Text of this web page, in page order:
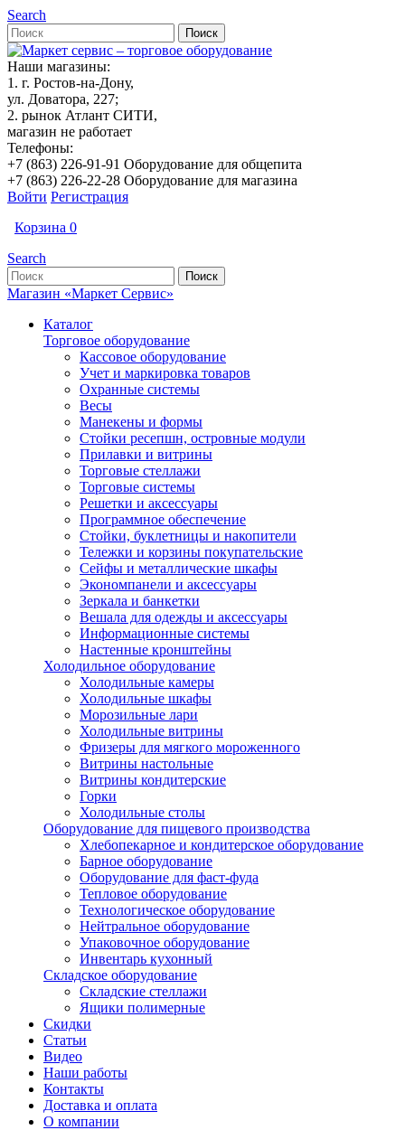
Search
Наши магазины:
1. г. Ростов-на-Дону,
ул. Доватора, 227;
2. рынок Атлант СИТИ,
магазин не работает
Телефоны:
+7 (863) 226-91-91 Оборудование для общепита
+7 (863) 226-22-28 Оборудование для магазина
Войти Регистрация
Корзина 0
Search
Магазин «Маркет Сервис»
Каталог
Торговое оборудование
Кассовое оборудование
Учет и маркировка товаров
Охранные системы
Весы
Манекены и формы
Стойки ресепшн, островные модули
Прилавки и витрины
Торговые стеллажи
Торговые системы
Решетки и аксессуары
Программное обеспечение
Стойки, буклетницы и накопители
Тележки и корзины покупательские
Сейфы и металлические шкафы
Экономпанели и аксессуары
Зеркала и банкетки
Вешала для одежды и аксессуары
Информационные системы
Настенные кронштейны
Холодильное оборудование
Холодильные камеры
Холодильные шкафы
Морозильные лари
Холодильные витрины
Фризеры для мягкого мороженного
Витрины настольные
Витрины кондитерские
Горки
Холодильные столы
Оборудование для пищевого производства
Хлебопекарное и кондитерское оборудование
Барное оборудование
Оборудование для фаст-фуда
Тепловое оборудование
Технологическое оборудование
Нейтральное оборудование
Упаковочное оборудование
Инвентарь кухонный
Складское оборудование
Складские стеллажи
Ящики полимерные
Скидки
Статьи
Видео
Наши работы
Контакты
Доставка и оплата
О компании